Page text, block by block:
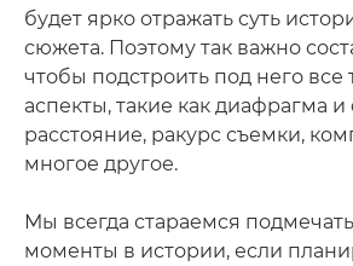
будет ярко отражать суть
сюжета. Поэтому так важно
чтобы подстроить под него все
аспекты, такие как диафрагма
расстояние, ракурс съемки,
многое другое.
Мы всегда стараемся
моменты в истории, если